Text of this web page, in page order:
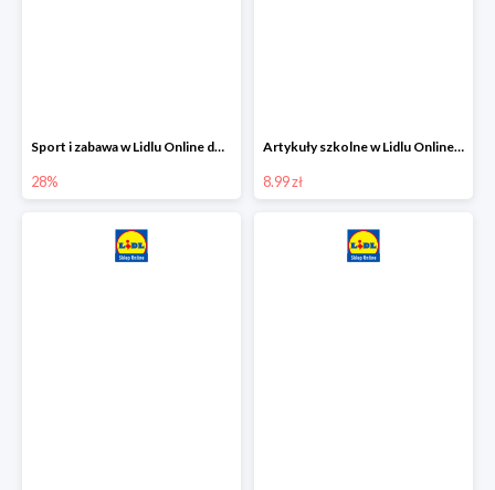
Sport i zabawa w Lidlu Online do -28%
28%
Artykuły szkolne w Lidlu Online od 8,99 zł
8.99 zł